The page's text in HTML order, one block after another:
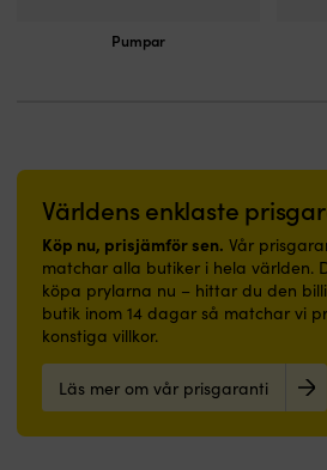
Pumpar
Världens enklaste
Köp nu, prisjämför sen. Vår
matchar alla butiker i hela världen.
köpa prylarna nu – hittar du den
butik inom 14 dagar så matchar vi
konstiga villkor.
Läs mer om vår prisgaranti